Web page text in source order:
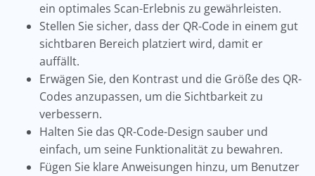
ein optimales Scan-Erlebnis zu gewährleisten.
Stellen Sie sicher, dass der QR-Code in einem gut
sichtbaren Bereich platziert wird, damit er
auffällt.
Erwägen Sie, den Kontrast und die Größe des QR-
Codes anzupassen, um die Sichtbarkeit zu
verbessern.
Halten Sie das QR-Code-Design sauber und
einfach, um seine Funktionalität zu bewahren.
Fügen Sie klare Anweisungen hinzu, um Benutzer